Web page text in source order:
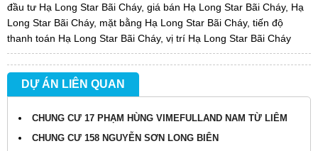
đầu tư Hạ Long Star Bãi Cháy, giá bán Hạ Long Star Bãi Cháy, Hạ
Long Star Bãi Cháy, mặt bằng Hạ Long Star Bãi Cháy, tiến độ
thanh toán Hạ Long Star Bãi Cháy, vị trí Hạ Long Star Bãi Cháy
DỰ ÁN LIÊN QUAN
CHUNG CƯ 17 PHẠM HÙNG VIMEFULLAND NAM TỪ LIÊM
CHUNG CƯ 158 NGUYỄN SƠN LONG BIÊN